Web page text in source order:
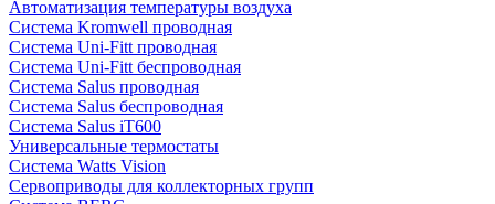
Автоматизация температуры воздуха
Система Kromwell проводная
Система Uni-Fitt проводная
Система Uni-Fitt беспроводная
Система Salus проводная
Система Salus беспроводная
Система Salus iT600
Универсальные термостаты
Система Watts Vision
Сервоприводы для коллекторных групп